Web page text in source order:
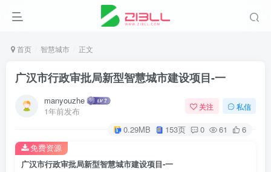
首页 智慧城市 正文
广汉市行政审批局新型智慧城市建设项目-一
manyouzhe
1年前发布
关注 私信
0.29MB 153页 0 61 6
广汉市行政审批局新型智慧城市建设项目-一
免费资源